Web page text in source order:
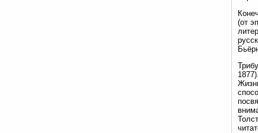
(от